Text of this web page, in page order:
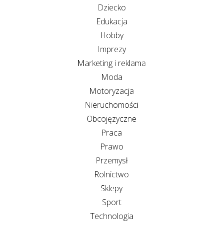
Dziecko
Edukacja
Hobby
Imprezy
Marketing i reklama
Moda
Motoryzacja
Nieruchomości
Obcojęzyczne
Praca
Prawo
Przemysł
Rolnictwo
Sklepy
Sport
Technologia